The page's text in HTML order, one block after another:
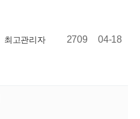
최고관리자 2709 04-18